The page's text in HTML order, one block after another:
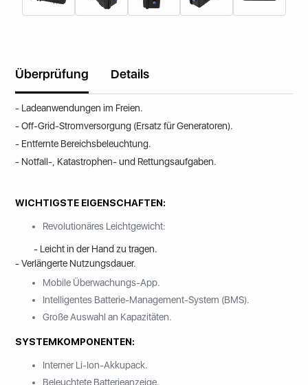
Überprüfung Details
- Ladeanwendungen im Freien.
- Off-Grid-Stromversorgung (Ersatz für Generatoren).
- Entfernte Bereichsbeleuchtung.
- Notfall-, Katastrophen- und Rettungsaufgaben.
WICHTIGSTE EIGENSCHAFTEN:
Revolutionäres Leichtgewicht:
- Leicht in der Hand zu tragen.
- Verlängerte Nutzungsdauer.
Mobile Überwachungs-App.
Intelligentes Batterie-Management-System (BMS).
Große Auswahl an Kapazitäten.
SYSTEMKOMPONENTEN:
Interner Li-Ion-Akkupack.
Beleuchtete Batterieanzeige.